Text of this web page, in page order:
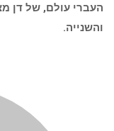
העברי עולם, של דן
והשנייה.